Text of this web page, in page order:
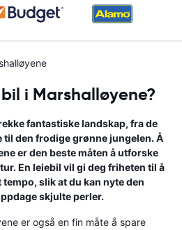
i Marshalløyene?
fantastiske landskap, fra de
den frodige grønne jungelen. Å
er den beste måten å utforske
En leiebil vil gi deg friheten til å
slik at du kan nyte den
skjulte perler.
er også en fin måte å spare